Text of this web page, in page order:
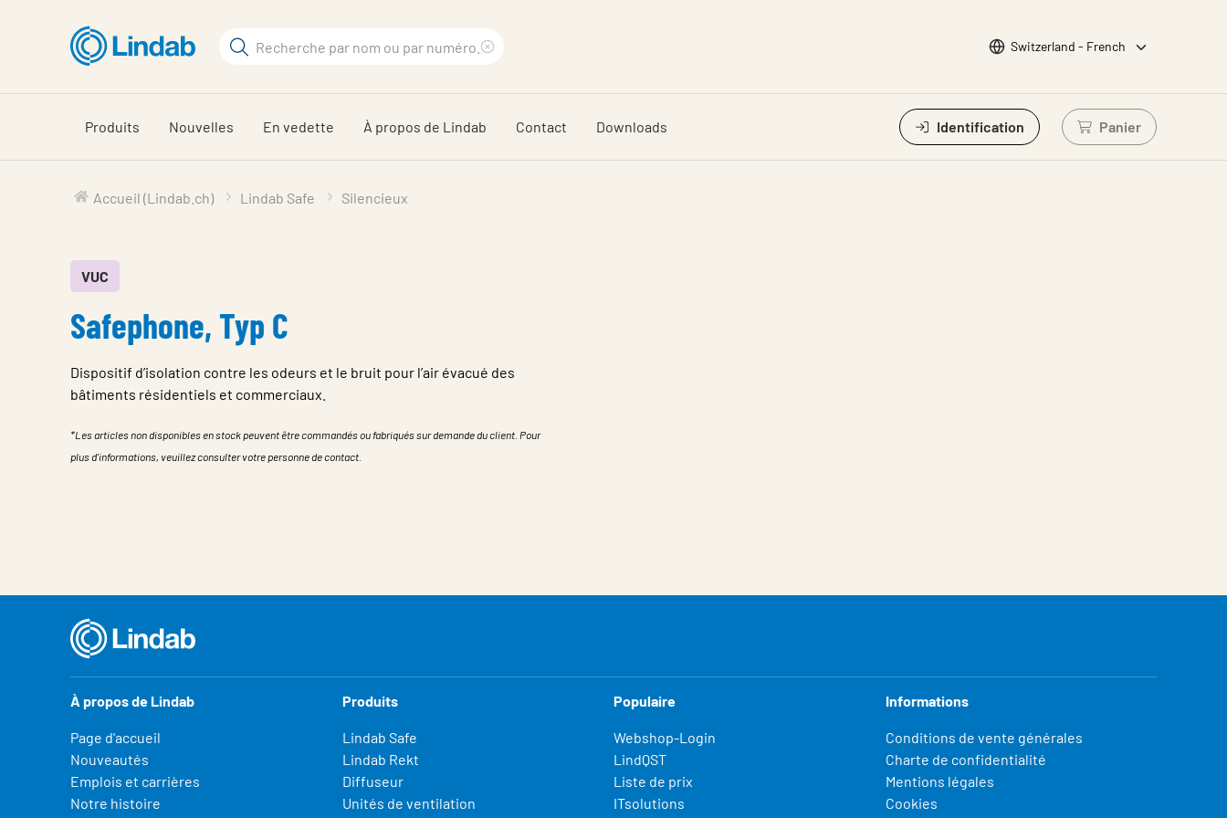
principal
Rechercher
sur
le
terme
recherché
Choisir la langue
Switzerland - French
Produits Nouvelles En vedette À propos de Lindab Contact Downloads Identification Panier
Connectez-vous
Accueil (Lindab.ch) Lindab Safe Silencieux
VUC
Safephone, Typ C
Dispositif d’isolation contre les odeurs et le bruit pour l’air évacué des
bâtiments résidentiels et commerciaux.
*Les articles non disponibles en stock peuvent être commandés ou fabriqués sur demande du client. Pour
plus d'informations, veuillez consulter votre personne de contact.
À propos de Lindab
Page d'accueil
Nouveautés
Emplois et carrières
Notre histoire
Produits
Lindab Safe
Lindab Rekt
Diffuseur
Unités de ventilation
Populaire
Webshop-Login
LindQST
Liste de prix
ITsolutions
Informations
Conditions de vente générales
Charte de confidentialité
Mentions légales
Cookies